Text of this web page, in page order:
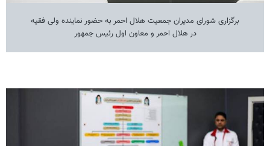
برگزاری شورای مدیران جمعیت هلال احمر به حضور نماینده ولی فقیه
در هلال احمر و معاون اول رئیس جمهور